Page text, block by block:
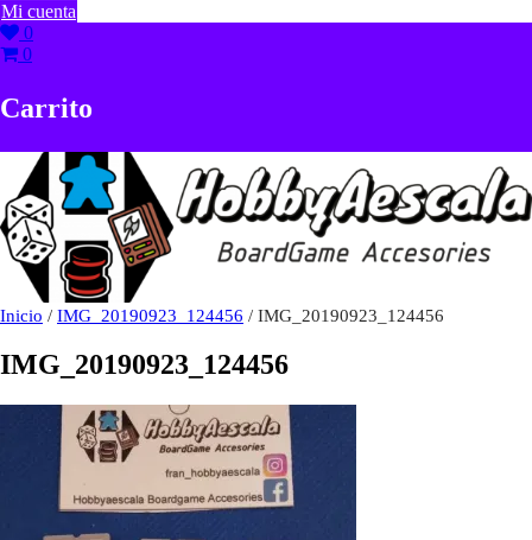
Mi cuenta
0
0
Carrito
Inicio / IMG_20190923_124456 / IMG_20190923_124456
IMG_20190923_124456